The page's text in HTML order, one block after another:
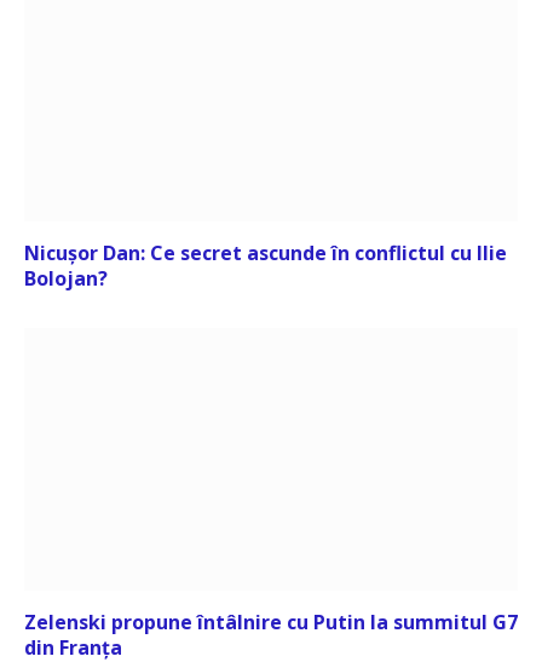
Nicușor Dan: Ce secret ascunde în conflictul cu Ilie
Bolojan?
Zelenski propune întâlnire cu Putin la summitul G7
din Franța